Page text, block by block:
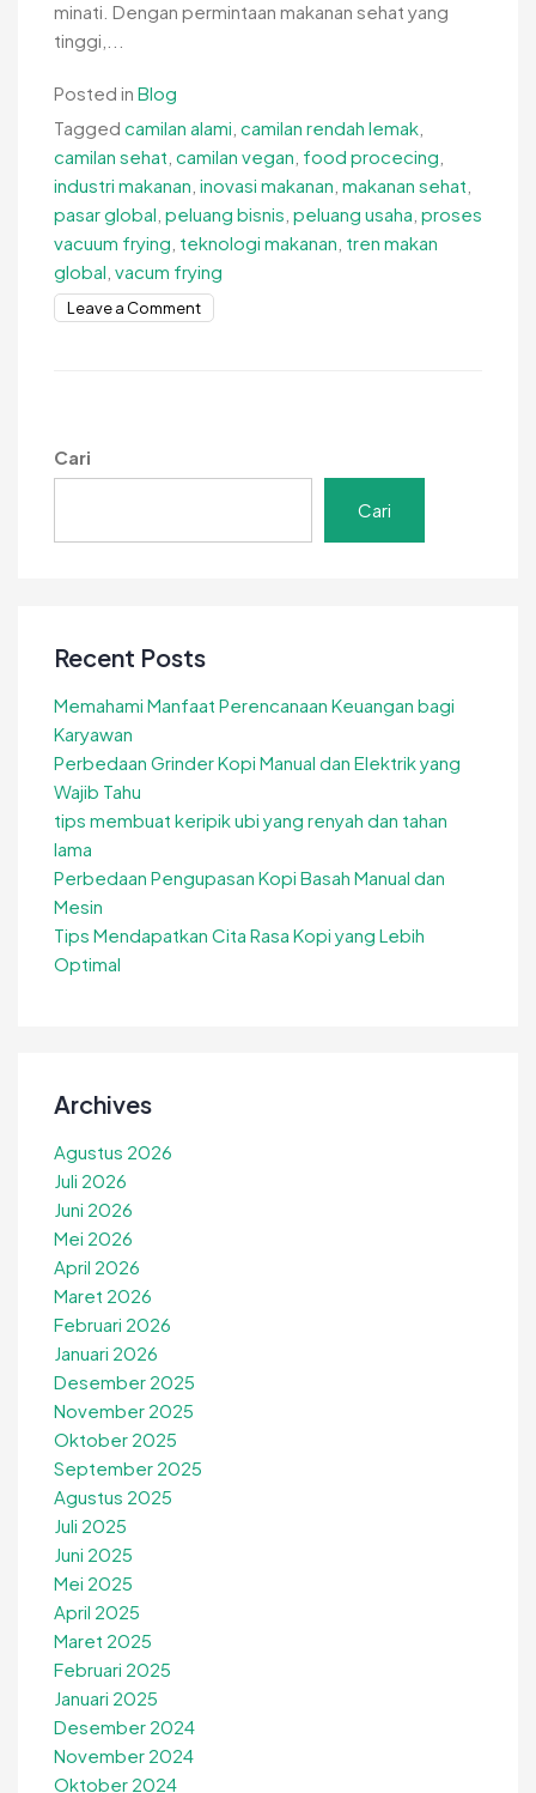
minati. Dengan permintaan makanan sehat yang
tinggi,...
Posted in Blog
Tagged camilan alami camilan rendah lemak
camilan sehat camilan vegan food procecing
industri makanan inovasi makanan makanan sehat
pasar global peluang bisnis peluang usaha proses
vacuum frying teknologi makanan tren makan
global vacum frying
Leave a Commenton
Pasar
Cari
Cari
Recent Posts
Memahami Manfaat Perencanaan Keuangan bagi
Karyawan
Perbedaan Grinder Kopi Manual dan Elektrik yang
Wajib Tahu
tips membuat keripik ubi yang renyah dan tahan
lama
Perbedaan Pengupasan Kopi Basah Manual dan
Mesin
Tips Mendapatkan Cita Rasa Kopi yang Lebih
Optimal
Archives
Agustus 2026
Juli 2026
Juni 2026
Mei 2026
April 2026
Maret 2026
Februari 2026
Januari 2026
Desember 2025
November 2025
Oktober 2025
September 2025
Agustus 2025
Juli 2025
Juni 2025
Mei 2025
April 2025
Maret 2025
Februari 2025
Januari 2025
Desember 2024
November 2024
Oktober 2024